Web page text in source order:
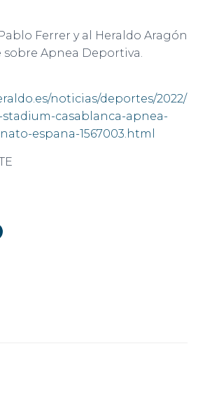
Ferrer y al Heraldo Aragón
Apnea Deportiva.
noticias/deportes/2022/
stadium-casablanca-apnea-
espana-1567003.html